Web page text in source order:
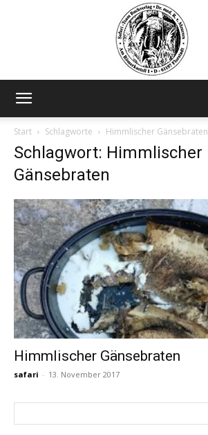
Start
Schlagworte Himmlischer Gänsebraten
Schlagwort: Himmlischer
Gänsebraten
Himmlischer Gänsebraten
safari - 13. November 2017